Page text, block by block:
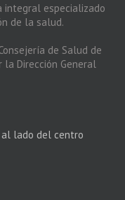
integral especializado
de la salud.
de Salud de
la Dirección General
al lado del centro